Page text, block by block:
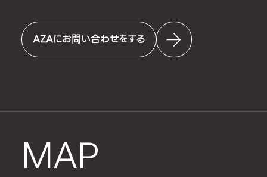
AZAにお問い合わせをする
MAP